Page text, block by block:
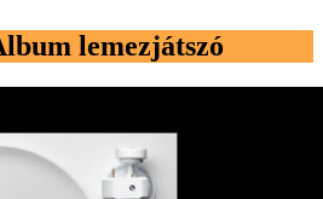
lemezjátszó